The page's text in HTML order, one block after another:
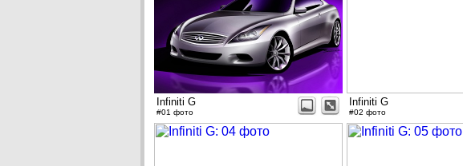
Infiniti G
#01 фото
Infiniti G
#02 фото